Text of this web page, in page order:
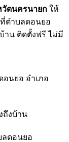
วัดนครนายก ให้
ตำบลดอนยอ
าน ติดตั้งฟรี ไม่มี
นยอ อำเภอ
ถึงบ้าน
ดอนยอ